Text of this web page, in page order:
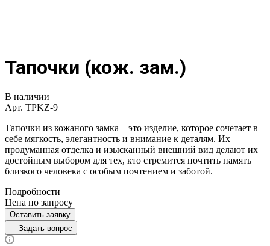
Тапочки (кож. зам.)
В наличии
Арт. TPKZ-9
Тапочки из кожаного замка – это изделие, которое сочетает в
себе мягкость, элегантность и внимание к деталям. Их
продуманная отделка и изысканный внешний вид делают их
достойным выбором для тех, кто стремится почтить память
близкого человека с особым почтением и заботой.
Подробности
Цена по запросу
Оставить заявку
Задать вопрос